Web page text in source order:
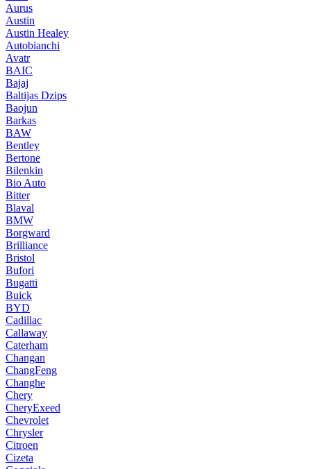
Aurus
Austin
Austin Healey
Autobianchi
Avatr
BAIC
Bajaj
Baltijas Dzips
Baojun
Barkas
BAW
Bentley
Bertone
Bilenkin
Bio Auto
Bitter
Blaval
BMW
Borgward
Brilliance
Bristol
Bufori
Bugatti
Buick
BYD
Cadillac
Callaway
Caterham
Changan
ChangFeng
Changhe
Chery
CheryExeed
Chevrolet
Chrysler
Citroen
Cizeta